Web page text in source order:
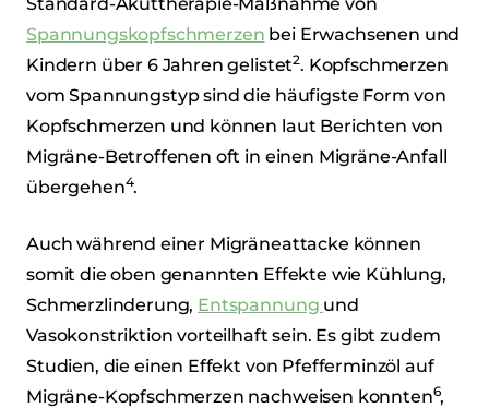
Spannungskopfschmerzen bei Erwachsenen und
Kindern über 6 Jahren gelistet2. Kopfschmerzen
vom Spannungstyp sind die häufigste Form von
Kopfschmerzen und können laut Berichten von
Migräne-Betroffenen oft in einen Migräne-Anfall
übergehen4.
Auch während einer Migräneattacke können
somit die oben genannten Effekte wie Kühlung,
Schmerzlinderung, Entspannung und
Vasokonstriktion vorteilhaft sein. Es gibt zudem
Studien, die einen Effekt von Pfefferminzöl auf
Migräne-Kopfschmerzen nachweisen konnten6,